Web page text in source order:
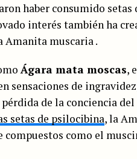
haber consumido setas
interés también ha
Amanita muscaria .
Ágara mata moscas,
sensaciones de
de la conciencia
setas de psilocibina, la
compuestos como el